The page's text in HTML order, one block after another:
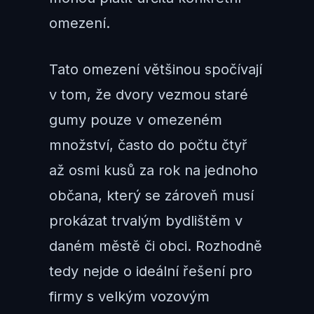
omezení.
Tato omezení většinou spočívají
v tom, že dvory vezmou staré
gumy pouze v omezeném
množství, často do počtu čtyř
až osmi kusů za rok na jednoho
občana, který se zároveň musí
prokázat trvalým bydlištěm v
daném městě či obci. Rozhodně
tedy nejde o ideální řešení pro
firmy s velkým vozovým